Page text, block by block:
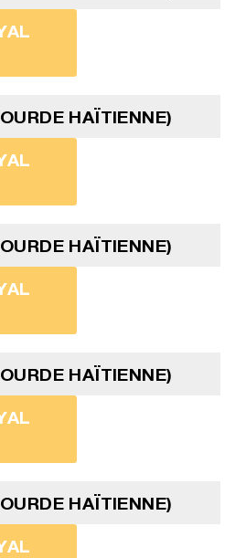
HAÏTIENNE)
HAÏTIENNE)
HAÏTIENNE)
HAÏTIENNE)